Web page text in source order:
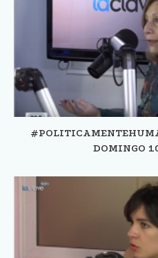
DOMINGO